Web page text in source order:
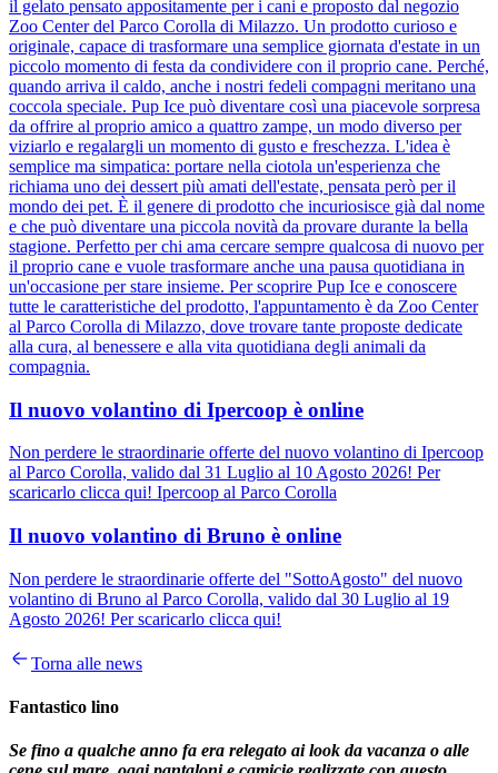
il gelato pensato appositamente per i cani e proposto dal negozio
Zoo Center del Parco Corolla di Milazzo. Un prodotto curioso e
originale, capace di trasformare una semplice giornata d'estate in un
piccolo momento di festa da condividere con il proprio cane. Perché,
quando arriva il caldo, anche i nostri fedeli compagni meritano una
coccola speciale. Pup Ice può diventare così una piacevole sorpresa
da offrire al proprio amico a quattro zampe, un modo diverso per
viziarlo e regalargli un momento di gusto e freschezza. L'idea è
semplice ma simpatica: portare nella ciotola un'esperienza che
richiama uno dei dessert più amati dell'estate, pensata però per il
mondo dei pet. È il genere di prodotto che incuriosisce già dal nome
e che può diventare una piccola novità da provare durante la bella
stagione. Perfetto per chi ama cercare sempre qualcosa di nuovo per
il proprio cane e vuole trasformare anche una pausa quotidiana in
un'occasione per stare insieme. Per scoprire Pup Ice e conoscere
tutte le caratteristiche del prodotto, l'appuntamento è da Zoo Center
al Parco Corolla di Milazzo, dove trovare tante proposte dedicate
alla cura, al benessere e alla vita quotidiana degli animali da
compagnia.
Il nuovo volantino di Ipercoop è online
Non perdere le straordinarie offerte del nuovo volantino di Ipercoop
al Parco Corolla, valido dal 31 Luglio al 10 Agosto 2026! Per
scaricarlo clicca qui! Ipercoop al Parco Corolla
Il nuovo volantino di Bruno è online
Non perdere le straordinarie offerte del "SottoAgosto" del nuovo
volantino di Bruno al Parco Corolla, valido dal 30 Luglio al 19
Agosto 2026! Per scaricarlo clicca qui!
Torna alle news
Fantastico lino
Se fino a qualche anno fa era relegato ai look da vacanza o alle